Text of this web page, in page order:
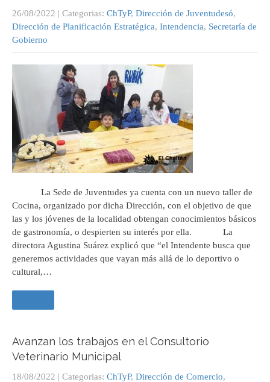
26/08/2022 | Categorias: ChTyP, Dirección de Juventudesó,
Dirección de Planificación Estratégica, Intendencia, Secretaría de
Gobierno
La Sede de Juventudes ya cuenta con un nuevo taller de
Cocina, organizado por dicha Dirección, con el objetivo de que
las y los jóvenes de la localidad obtengan conocimientos básicos
de gastronomía, o despierten su interés por ella. La
directora Agustina Suárez explicó que “el Intendente busca que
generemos actividades que vayan más allá de lo deportivo o
cultural,…
Avanzan los trabajos en el Consultorio
Veterinario Municipal
18/08/2022 | Categorias: ChTyP, Dirección de Comercio,